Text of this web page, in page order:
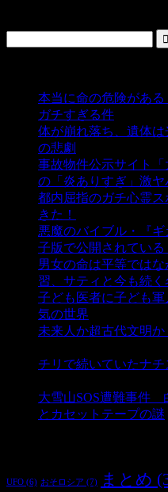
本当に命の危険があ
ガチすぎる件
体が崩れ落ち、遺体
の悲劇
事故物件公示サイト
の「炎ありすぎ」激
都内屈指のガチ心霊
きた！
悪魔のバイブル・『
子版で公開されている
男女の命は平等では
習、サティと今も続く
子ども医者に子ども
気の世界
未来人か超古代文明
チリで続いていたナ
大雪山SOS遭難事件
とカセットテープの謎
UFO (6) おそロシア (7) まとめ